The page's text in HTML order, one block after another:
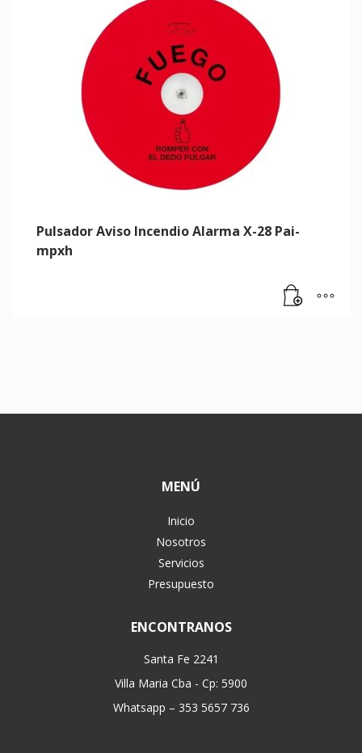
Pulsador Aviso Incendio Alarma X-28 Pai-
mpxh
MENÚ
Inicio
Nosotros
Servicios
Presupuesto
ENCONTRANOS
Santa Fe 2241
Villa Maria Cba - Cp: 5900
Whatsapp – 353 5657 736